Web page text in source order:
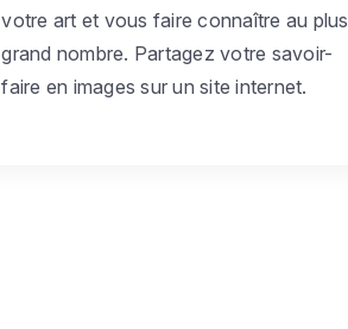
votre art et vous faire connaître au plus
grand nombre. Partagez votre savoir-
faire en images sur un site internet.